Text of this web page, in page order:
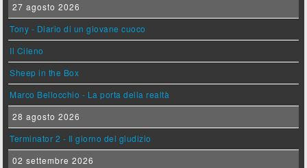
27 agosto 2026
Tony - Diario di un giovane cuoco
Il Cileno
Sheep in the Box
Marco Bellocchio - La porta della realtà
28 agosto 2026
Terminator 2 - Il giorno del giudizio
02 settembre 2026